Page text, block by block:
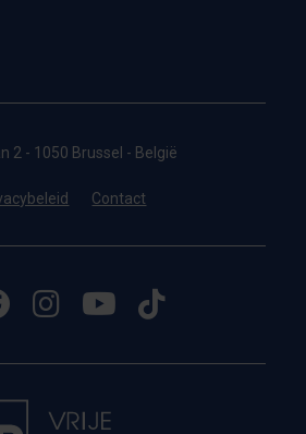
2 - 1050 Brussel - België
Contact